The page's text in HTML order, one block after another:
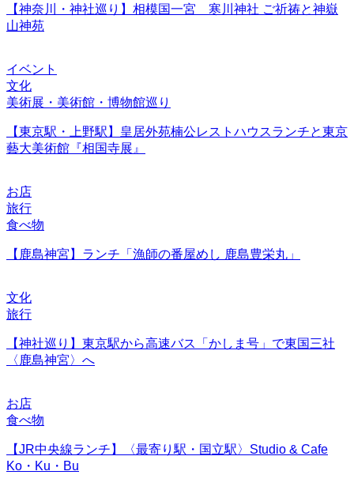
【神奈川・神社巡り】相模国一宮 寒川神社 ご祈祷と神嶽
山神苑
イベント
文化
美術展・美術館・博物館巡り
【東京駅・上野駅】皇居外苑楠公レストハウスランチと東京
藝大美術館『相国寺展』
お店
旅行
食べ物
【鹿島神宮】ランチ「漁師の番屋めし 鹿島豊栄丸」
文化
旅行
【神社巡り】東京駅から高速バス「かしま号」で東国三社
〈鹿島神宮〉へ
お店
食べ物
【JR中央線ランチ】〈最寄り駅・国立駅〉Studio & Cafe
Ko・Ku・Bu